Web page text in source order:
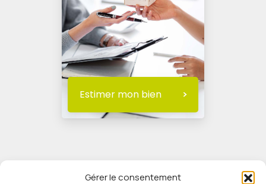
Gérer le consentement
Estimer mon bien